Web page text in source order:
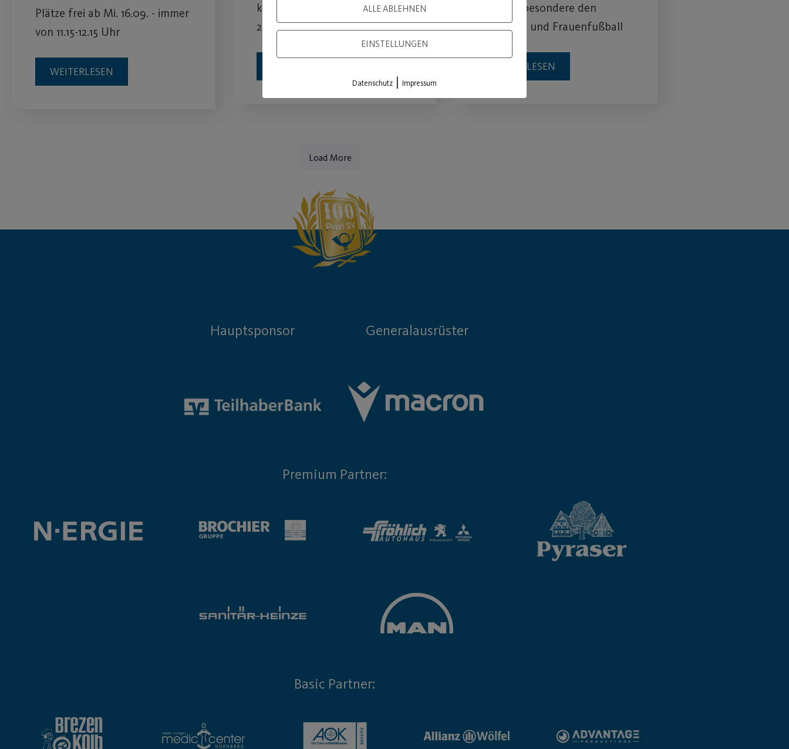
Plätze frei ab Mi. 16.09. - immer
von 11.15-12.15 Uhr
WEITERLESEN
kostenlose Kursstunden vom
25.07.-06.08
stärkt insbesondere den
Mädchen- und Frauenfußball
WEITERLESEN
Load More
Hauptsponsor Generalausrüster
Premium Partner:
Basic Partner:
ALLE ABLEHNEN
EINSTELLUNGEN
Datenschutz | Impressum